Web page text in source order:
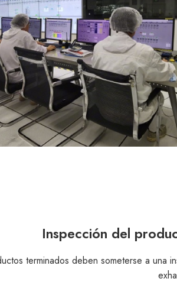
Inspección del
terminados deben someterse a una